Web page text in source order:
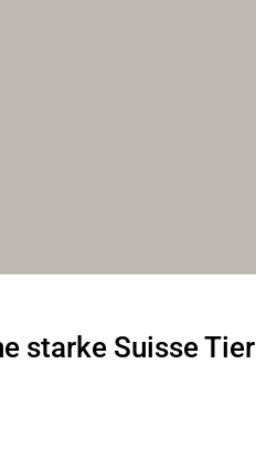
starke Suisse Tier